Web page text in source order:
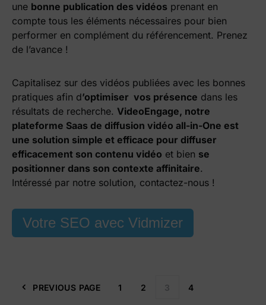
une bonne publication des vidéos prenant en
compte tous les éléments nécessaires pour bien
performer en complément du référencement. Prenez
de l’avance !
Capitalisez sur des vidéos publiées avec les bonnes
pratiques afin d’optimiser vos présence dans les
résultats de recherche. VideoEngage, notre
plateforme Saas de diffusion vidéo all-in-One est
une solution simple et efficace pour diffuser
efficacement son contenu vidéo et bien se
positionner dans son contexte affinitaire.
Intéressé par notre solution, contactez-nous !
Votre SEO avec Vidmizer
PREVIOUS PAGE 1 2 3 4